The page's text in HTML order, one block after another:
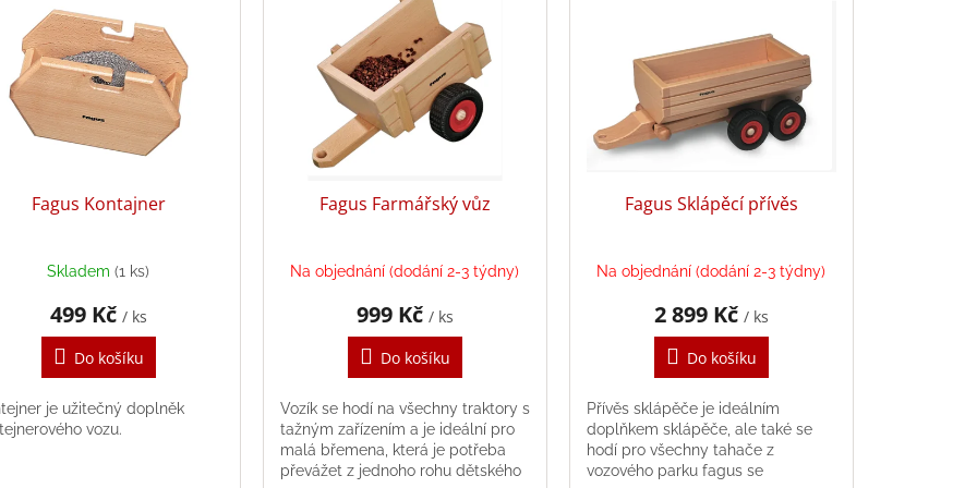
Fagus Kontajner
Skladem(1 ks)
499 Kč / ks
Do košíku
je užitečný doplněk
vozu.
Fagus Farmářský vůz
Na objednání (dodání 2-3 týdny)
999 Kč / ks
Do košíku
Vozík se hodí na všechny traktory s
tažným zařízením a je ideální pro
malá břemena, která je potřeba
převážet z jednoho rohu dětského
Fagus Sklápěcí přívěs
Na objednání (dodání 2-3 týdny)
2 899 Kč / ks
Do košíku
Přívěs sklápěče je ideálním
doplňkem sklápěče, ale také se
hodí pro všechny tahače z
vozového parku fagus se